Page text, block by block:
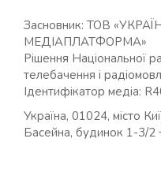
Засновник: ТОВ
МЕДІАПЛАТФОРМА»
Рішення Національної
телебачення і
Ідентифікатор медіа:
Україна, 01024, місто
Басейна, будинок 1-3/